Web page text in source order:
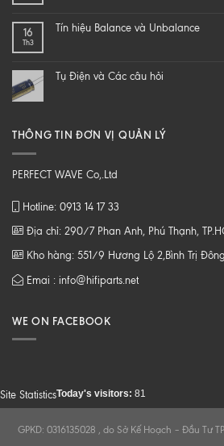
loa
Z
CHẤT
16
Th3
Tín hiệu Balance và Unbalance
Tụ Điện và Các câu hỏi
THÔNG TIN ĐƠN VỊ QUẢN LÝ
PERFECT WAVE Co,.Ltd
Hotline: 0913 14 17 33
Địa chỉ: 290/7 Phan Anh, Phú Thạnh,
Kho hàng: 551/9 Hương Lộ 2,Bình Trị
Emai : info@hifiparts.net
WE ON FACEBOOK
Site StatisticsToday's visitors: 81
GPKD: 0316135028 , do Sở Kế Hoạch – Đầu Tư